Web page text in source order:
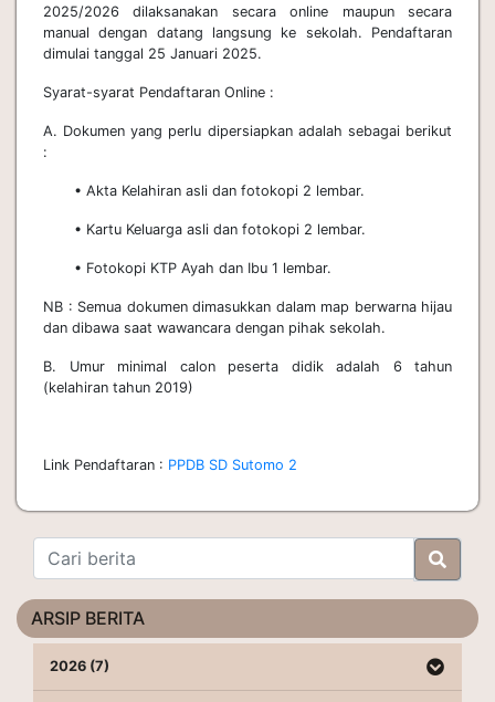
2025/2026 dilaksanakan secara online maupun secara
manual dengan datang langsung ke sekolah. Pendaftaran
dimulai tanggal 25 Januari 2025.
Syarat-syarat Pendaftaran Online :
A. Dokumen yang perlu dipersiapkan adalah sebagai berikut
:
• Akta Kelahiran asli dan fotokopi 2 lembar.
• Kartu Keluarga asli dan fotokopi 2 lembar.
• Fotokopi KTP Ayah dan Ibu 1 lembar.
NB : Semua dokumen dimasukkan dalam map berwarna hijau
dan dibawa saat wawancara dengan pihak sekolah.
B. Umur minimal calon peserta didik adalah 6 tahun
(kelahiran tahun 2019)
Link Pendaftaran : PPDB SD Sutomo 2
ARSIP BERITA
2026 (7)